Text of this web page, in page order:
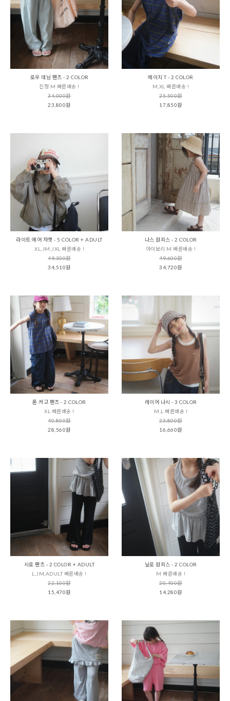
로우 데님 팬츠 - 2 COLOR
진청 M 빠른배송 !
34,000원
23,800원
에이치 T - 2 COLOR
M,XL 빠른배송 !
25,500원
17,850원
라이트 에어 자켓 - 5 COLOR + ADULT
XL,JM,JXL 빠른배송 !
49,300원
34,510원
나스 원피스 - 2 COLOR
아이보리 M 빠른배송 !
49,600원
34,720원
론 카고 팬츠 - 2 COLOR
XL 빠른배송 !
40,800원
28,560원
레이어 나시 - 3 COLOR
M,L 빠른배송 !
23,800원
16,660원
시로 팬츠 - 2 COLOR + ADULT
L,JM,ADULT 빠른배송 !
22,100원
15,470원
닐로 원피스 - 2 COLOR
M 빠른배송 !
20,400원
14,280원